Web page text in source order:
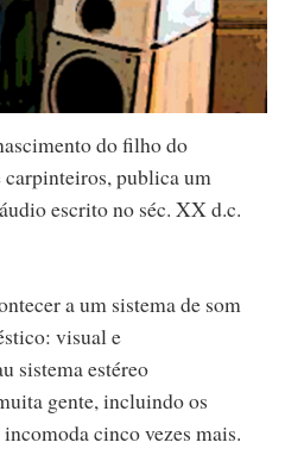
do filho do
publica um
escrito no séc. XX d.c.
a um sistema de som
visual e
sistema estéreo
gente, incluindo os
cinco vezes mais.